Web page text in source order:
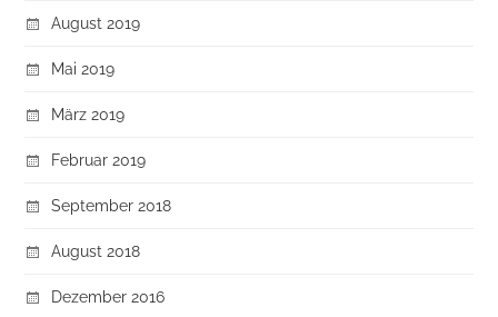
August 2019
Mai 2019
März 2019
Februar 2019
September 2018
August 2018
Dezember 2016